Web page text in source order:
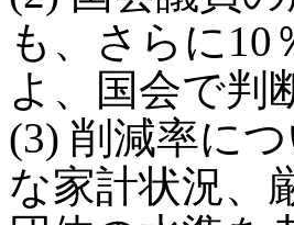
も、さらに
よ、国会で判
(3) 削減率に
な家計状況、